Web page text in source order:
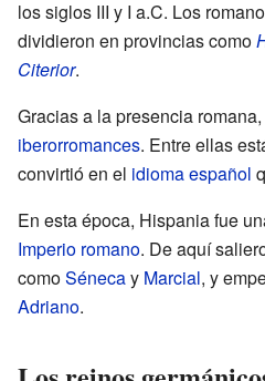
los siglos III y I a.C. Los
dividieron en provincias como
Citerior.
Gracias a la presencia
iberorromances. Entre ellas
convirtió en el idioma español
En esta época, Hispania fue
Imperio romano. De aquí
comoSénecay Marcial, y
Adriano.